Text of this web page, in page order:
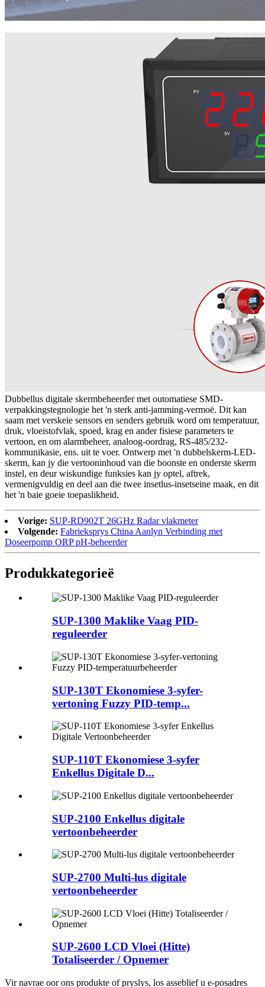
Dubbellus digitale skermbeheerder met outomatiese SMD-
verpakkingstegnologie het 'n sterk anti-jamming-vermoë. Dit kan
saam met verskeie sensors en senders gebruik word om temperatuur,
druk, vloeistofvlak, spoed, krag en ander fisiese parameters te
vertoon, en om alarmbeheer, analoog-oordrag, RS-485/232-
kommunikasie, ens. uit te voer. Ontwerp met 'n dubbelskerm-LED-
skerm, kan jy die vertooninhoud van die boonste en onderste skerm
instel, en deur wiskundige funksies kan jy optel, aftrek,
vermenigvuldig en deel aan die twee insetlus-insetseine maak, en dit
het 'n baie goeie toepaslikheid.
Vorige: SUP-RD902T 26GHz Radar vlakmeter
Volgende: Fabrieksprys China Aanlyn Verbinding met
Doseerpomp ORP pH-beheerder
Produkkategorieë
SUP-1300 Maklike Vaag PID-
reguleerder
SUP-130T Ekonomiese 3-syfer-
vertoning Fuzzy PID-temp...
SUP-110T Ekonomiese 3-syfer
Enkellus Digitale D...
SUP-2100 Enkellus digitale
vertoonbeheerder
SUP-2700 Multi-lus digitale
vertoonbeheerder
SUP-2600 LCD Vloei (Hitte)
Totaliseerder / Opnemer
Vir navrae oor ons produkte of pryslys, los asseblief u e-posadres